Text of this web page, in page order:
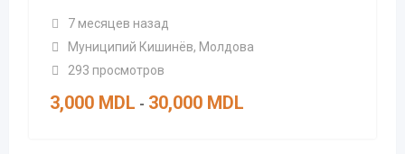
7 месяцев назад
Муниципий Кишинёв, Молдова
293 просмотров
3,000 MDL - 30,000 MDL